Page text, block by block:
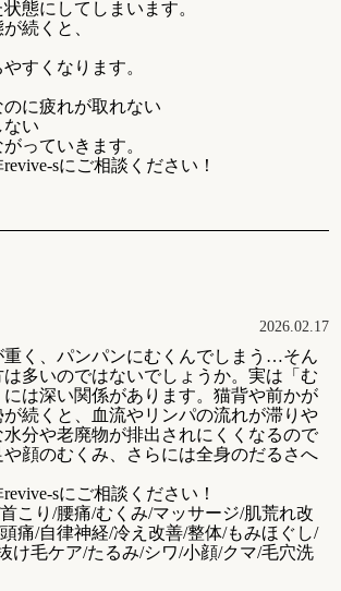
態にしてしまいます。
続くと、
すくなります。
に疲れが取れない
ない
っていきます。
sにご相談ください！
2026.02.17
重く、パンパンにむくんでしまう…そん
多いのではないでしょうか。実は「む
には深い関係があります。猫背や前かが
続くと、血流やリンパの流れが滞りや
分や老廃物が排出されにくくなるので
顔のむくみ、さらには全身のだるさへ
sにご相談ください！
こり/腰痛/むくみ/マッサージ/肌荒れ改
痛/自律神経/冷え改善/整体/もみほぐし/
け毛ケア/たるみ/シワ/小顔/クマ/毛穴洗